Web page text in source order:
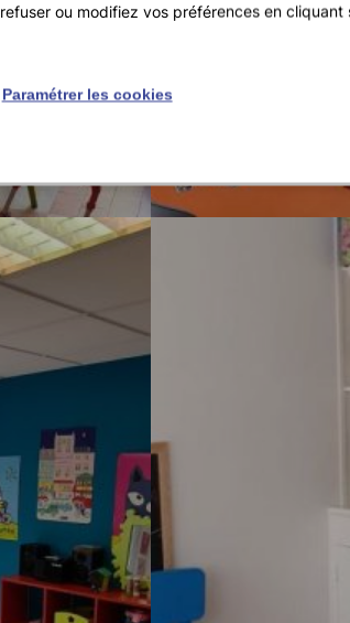
refuser ou modifiez vos préférences en cliquant
Paramétrer les cookies